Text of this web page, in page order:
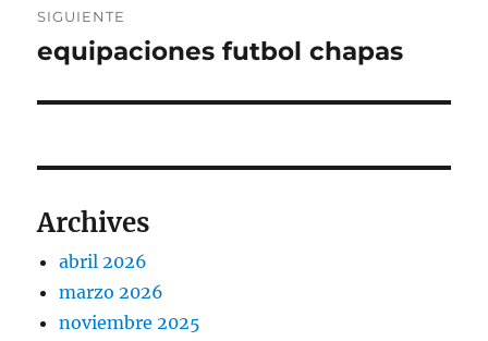
SIGUIENTE
Entrada
equipaciones futbol chapas
Archives
abril 2026
marzo 2026
noviembre 2025